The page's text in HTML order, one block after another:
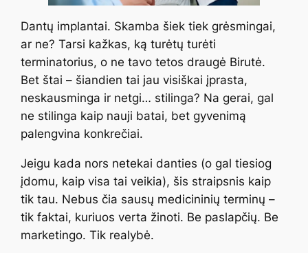
Dantų implantai. Skamba šiek tiek grėsmingai,
ar ne? Tarsi kažkas, ką turėtų turėti
terminatorius, o ne tavo tetos draugė Birutė.
Bet štai – šiandien tai jau visiškai įprasta,
neskausminga ir netgi… stilinga? Na gerai, gal
ne stilinga kaip nauji batai, bet gyvenimą
palengvina konkrečiai.
Jeigu kada nors netekai danties (o gal tiesiog
įdomu, kaip visa tai veikia), šis straipsnis kaip
tik tau. Nebus čia sausų medicininių terminų –
tik faktai, kuriuos verta žinoti. Be paslapčių. Be
marketingo. Tik realybė.